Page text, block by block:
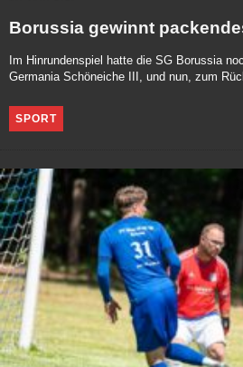
Borussia gewinnt
Im Hinrundenspiel hatte die SG Borussia
Germania Schöneiche III, und nun, zum
SPORT